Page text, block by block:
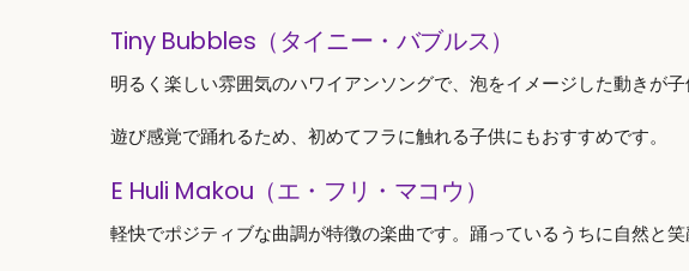
Tiny Bubbles（タイニー・バブルス）
明るく楽しい雰囲気のハワイアンソングで、泡をイメージした動きが子
遊び感覚で踊れるため、初めてフラに触れる子供にもおすすめです。
E Huli Makou（エ・フリ・マコウ）
軽快でポジティブな曲調が特徴の楽曲です。踊っているうちに自然と